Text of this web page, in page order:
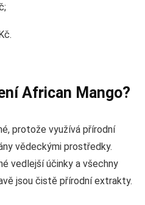
African Mango?
protože využívá přírodní
vědeckými prostředky.
vedlejší účinky a všechny
jsou čistě přírodní extrakty.